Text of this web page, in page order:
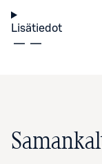
Lisätiedot